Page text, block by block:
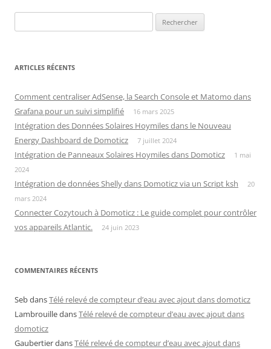
ARTICLES RÉCENTS
Comment centraliser AdSense, la Search Console et Matomo dans
Grafana pour un suivi simplifié
16 mars 2025
Intégration des Données Solaires Hoymiles dans le Nouveau
Energy Dashboard de Domoticz
7 juillet 2024
Intégration de Panneaux Solaires Hoymiles dans Domoticz
1 mai
2024
Intégration de données Shelly dans Domoticz via un Script ksh
20
mars 2024
Connecter Cozytouch à Domoticz : Le guide complet pour contrôler
vos appareils Atlantic.
24 juin 2023
COMMENTAIRES RÉCENTS
SebdansTélé relevé de compteur d’eau avec ajout dans domoticz
LambrouilledansTélé relevé de compteur d’eau avec ajout dans
domoticz
GaubertierdansTélé relevé de compteur d’eau avec ajout dans